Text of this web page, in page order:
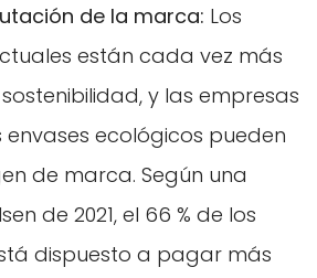
de la marca: Los
están cada vez más
y las empresas
envases ecológicos pueden
de marca. Según una
de 2021, el 66 % de los
dispuesto a pagar más